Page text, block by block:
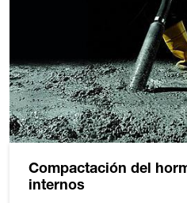
Compactación del
internos